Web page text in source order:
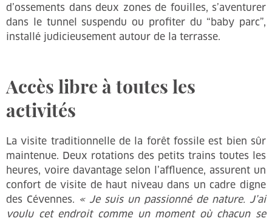
d’ossements dans deux zones de fouilles, s’aventurer
dans le tunnel suspendu ou profiter du “baby parc”,
installé judicieusement autour de la terrasse.
Accès libre à toutes les
activités
La visite traditionnelle de la forêt fossile est bien sûr
maintenue. Deux rotations des petits trains toutes les
heures, voire davantage selon l’affluence, assurent un
confort de visite de haut niveau dans un cadre digne
des Cévennes. « Je suis un passionné de nature. J’ai
voulu cet endroit comme un moment où chacun se